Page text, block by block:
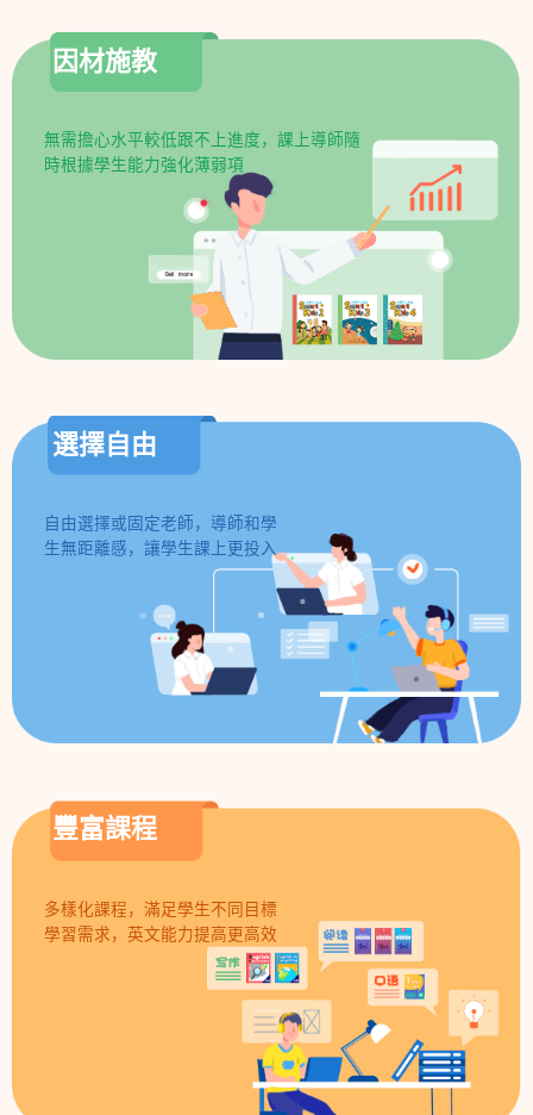
因材施教
無需擔心水平較低跟不上進度，課上導師隨
時根據學生能力強化薄弱項
選擇自由
自由選擇或固定老師，導師和學
生無距離感，讓學生課上更投入
豐富課程
多樣化課程，滿足學生不同目標
學習需求，英文能力提高更高效